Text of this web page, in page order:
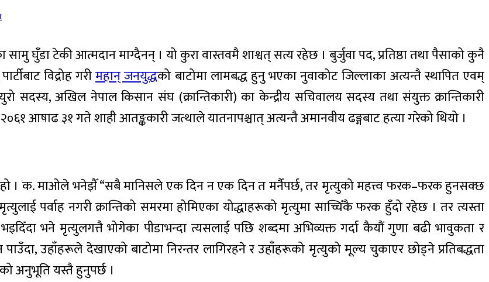
घुँडा टेकी आत्मदान माग्दैनन् । यो कुरा वास्तवमै शाश्वत् सत्य रहेछ । बुर्जुवा पद, प्रतिष्ठा तथा पैसाको कुनै
विद्रोह गरीमहान् जनयुद्धको बाटोमा लामबद्ध हुनु भएका नुवाकोट जिल्लाका अत्यन्तै स्थापित एवम्
सदस्य, अखिल नेपाल किसान संघ (क्रान्तिकारी) का केन्द्रीय सचिवालय सदस्य तथा संयुक्त क्रान्तिकारी
आषाढ ३१ गते शाही आतङ्ककारी जत्थाले यातनापश्चात् अत्यन्तै अमानवीय ढङ्गबाट हत्या गरेको थियो ।
हो । क. माओले भनेझैँ “सबै मानिसले एक दिन न एक दिन त मर्नैपर्छ, तर मृत्युको महत्त्व फरक–फरक हुनसक्छ
पर्वाह नगरी क्रान्तिको समरमा होमिएका योद्धाहरूको मृत्युमा साच्चिँकै फरक हुँदो रहेछ । तर त्यस्ता
भने मृत्युलगत्तै भोगेका पीडाभन्दा त्यसलाई पछि शब्दमा अभिव्यक्त गर्दा कैयौं गुणा बढी भावुकता र
उहाँहरूले देखाएको बाटोमा निरन्तर लागिरहने र उहाँहरूको मृत्युको मूल्य चुकाएर छोड्ने प्रतिबद्धता
अनुभूति यस्तै हुनुपर्छ ।